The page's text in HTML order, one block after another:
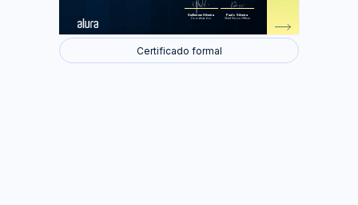
Guilherme Silveira
Coordenador
Paulo Silveira
Chief Vision Officer
Certificado formal